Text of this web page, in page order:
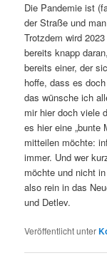
Die Pandemie ist
der Straße und
Trotzdem wird
bereits knapp
bereits einer, der
hoffe, dass es
das wünsche ich
mir hier doch viele
es hier eine „bunte
mitteilen möchte:
immer. Und wer
möchte und nicht
also rein in das
und Detlev.
Veröffentlicht unter